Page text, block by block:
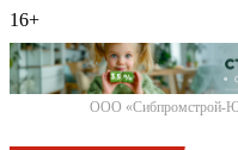
16+
ООО «Сибпромстрой-